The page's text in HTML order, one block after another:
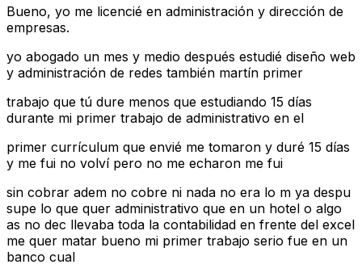
Bueno, yo me licencié en administración y dirección de
empresas.
yo abogado un mes y medio después estudié diseño web
y administración de redes también martín primer
trabajo que tú dure menos que estudiando 15 días
durante mi primer trabajo de administrativo en el
primer currículum que envié me tomaron y duré 15 días
y me fui no volví pero no me echaron me fui
sin cobrar adem no cobre ni nada no era lo m ya despu
supe lo que quer administrativo que en un hotel o algo
as no dec llevaba toda la contabilidad en frente del excel
me quer matar bueno mi primer trabajo serio fue en un
banco cual